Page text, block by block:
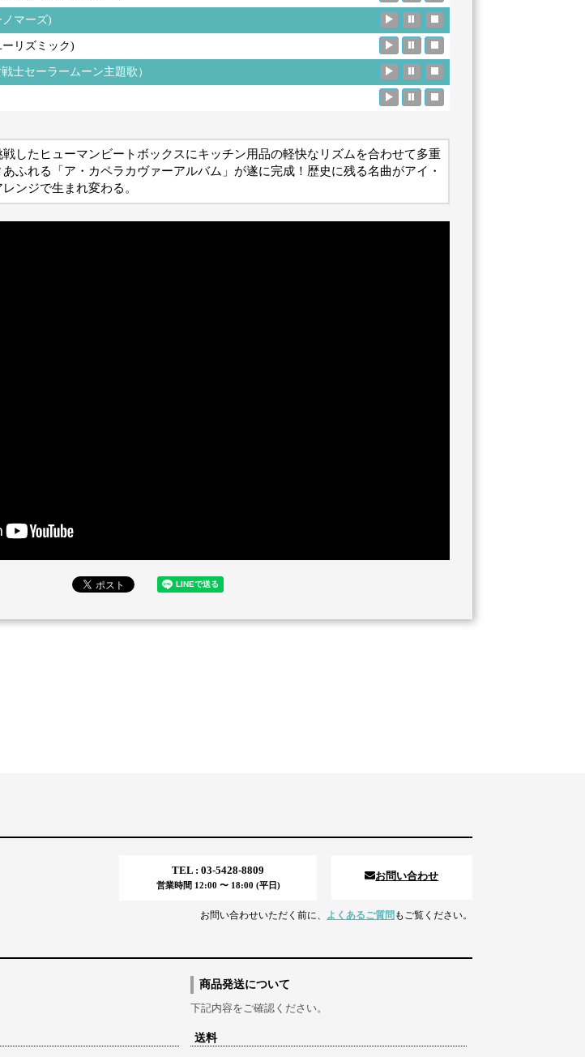
ノマーズ)
ーリズミック)
士セーラームーン主題歌）
したヒューマンビートボックスにキッチン用品の軽快なリズムを合わせて多重
ふれる「ア・カペラカヴァーアルバム」が遂に完成！歴史に残る名曲がアイ・
ンジで生まれ変わる。
TEL : 03-5428-8809
営業時間 12:00 〜 18:00 (平日)
お問い合わせ
お問い合わせいただく前に、 よくあるご質問 もご覧ください。
商品発送について
下記内容をご確認ください。
送料